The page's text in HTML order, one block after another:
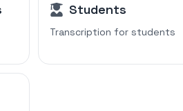
Students
Transcription for students